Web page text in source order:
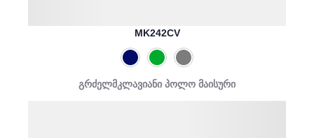
MK242CV
გრძელმკლავიანი პოლო მაისური